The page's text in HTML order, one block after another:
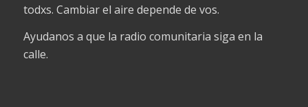
todxs. Cambiar el aire depende de vos.
Ayudanos a que la radio comunitaria siga en la
calle.